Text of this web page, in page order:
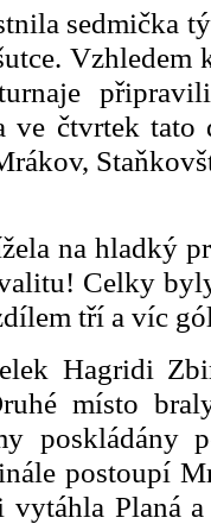
sedmička
Vzhledem
ve čtvrtek tato
na hladký
Celky
tří a víc
Hagridi
místo
poskládány
postoupí
vytáhla Planá